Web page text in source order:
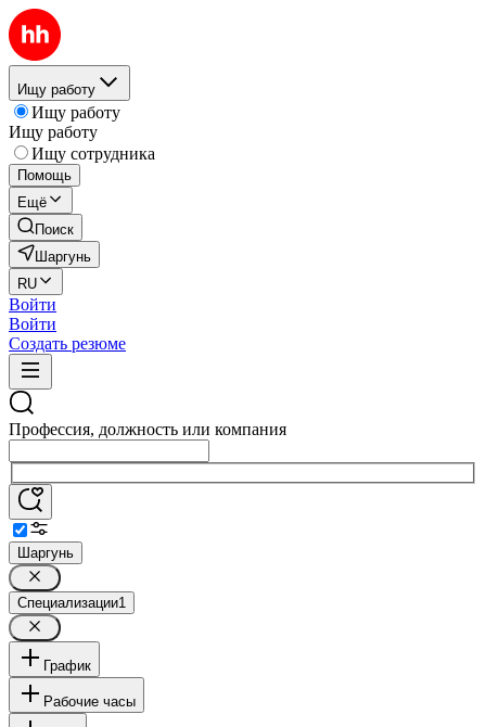
Ищу работу
Ищу работу
Ищу работу
Ищу сотрудника
Помощь
Ещё
Поиск
Шаргунь
RU
Войти
Войти
Создать резюме
Профессия, должность или компания
Шаргунь
Специализации1
График
Рабочие часы